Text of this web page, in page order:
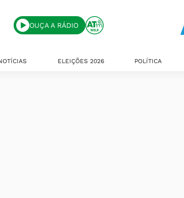
OUÇA A RÁDIO
ELEIÇÕES 2026 POLÍTICA